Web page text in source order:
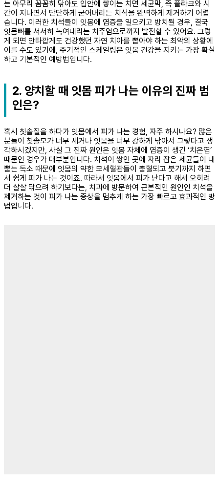
는 아무리 꼼꼼히 닦아도 입안에 쌓이는 치면 세균막, 즉 플라크와 시
간이 지나면서 단단하게 굳어버리는 치석을 완벽하게 제거하기 어렵
습니다. 이러한 치석들이 잇몸에 염증을 일으키고 방치될 경우, 결국
잇몸뼈를 서서히 녹여내리는 치주염으로까지 발전할 수 있어요. 그렇
게 되면 안타깝게도 건강했던 자연 치아를 뽑아야 하는 최악의 상황에
이를 수도 있기에, 주기적인 스케일링은 잇몸 건강을 지키는 가장 확실
하고 기본적인 예방법입니다.
2. 양치할 때 잇몸 피가 나는 이유의 진짜 범
인은?
혹시 칫솔질을 하다가 잇몸에서 피가 나는 경험, 자주 하시나요? 많은
분들이 칫솔모가 너무 세거나 잇몸을 너무 강하게 닦아서 그렇다고 생
각하시겠지만, 사실 그 진짜 원인은 잇몸 자체에 염증이 생긴 ‘치은염’
때문인 경우가 대부분입니다. 치석이 쌓인 곳에 자리 잡은 세균들이 내
뿜는 독소 때문에 잇몸의 약한 모세혈관들이 충혈되고 붓기까지 하면
서 쉽게 피가 나는 것이죠. 따라서 잇몸에서 피가 난다고 해서 오히려
더 살살 닦으려 하기보다는, 치과에 방문하여 근본적인 원인인 치석을
제거하는 것이 피가 나는 증상을 멈추게 하는 가장 빠르고 효과적인 방
법입니다.